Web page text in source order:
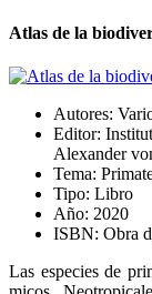
Atlas de la
Autores:
Editor:
Alexander
Tema:
Tipo: Libro
Año: 2020
ISBN: Obra
Las especies de